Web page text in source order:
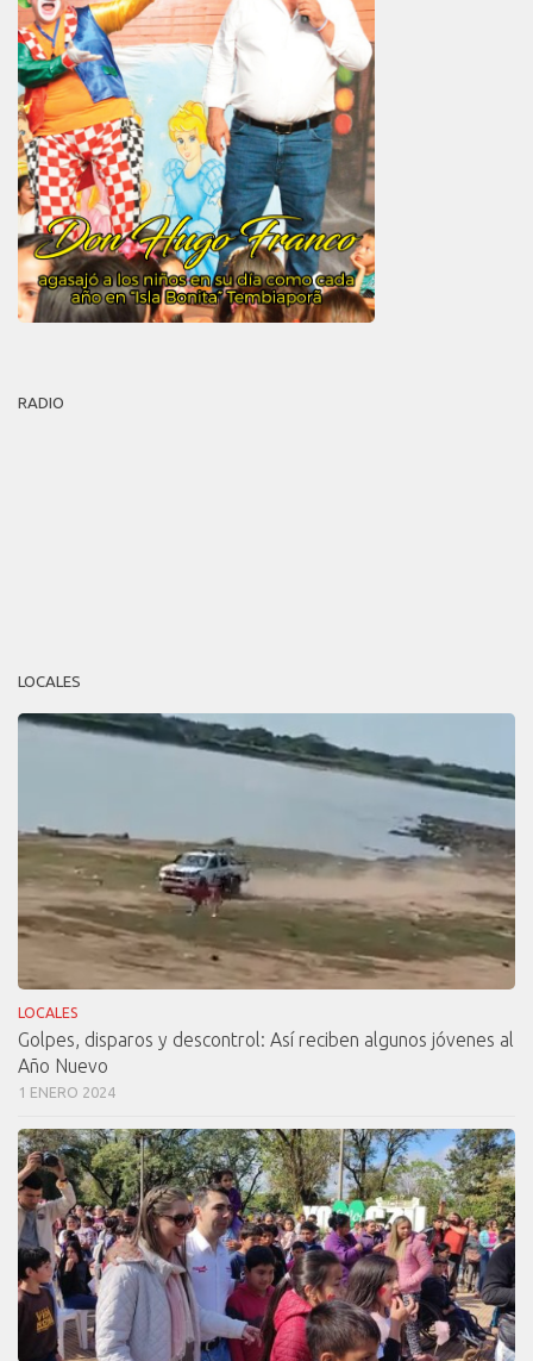
RADIO
LOCALES
LOCALES
Golpes, disparos y descontrol: Así reciben algunos jóvenes al
Año Nuevo
1 ENERO 2024